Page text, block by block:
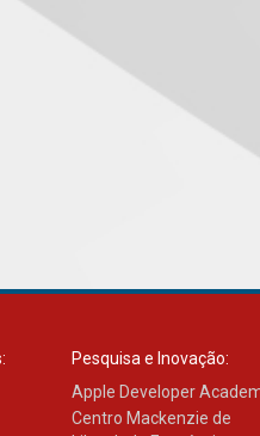
Pesquisa e Inovação:
Apple Developer
Centro Mackenzie de